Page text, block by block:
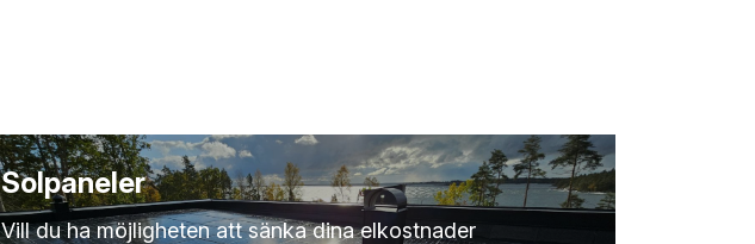
Solpaneler
Vill du ha möjligheten att sänka dina elkostnader